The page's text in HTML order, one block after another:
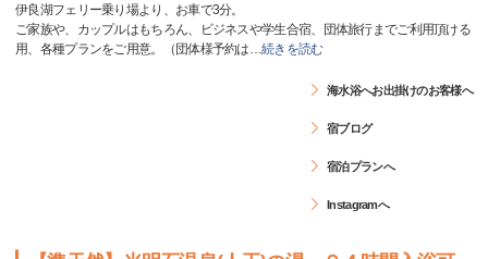
伊良湖フェリー乗り場より、お車で3分。
ご家族や、カップルはもちろん、ビジネスや学生合宿、団体旅行までご利用頂ける
用、各種プランをご用意。（団体様予約は…続きを読む
海水浴へお出掛けのお客様へ
宿ブログ
宿泊プランへ
Instagramへ